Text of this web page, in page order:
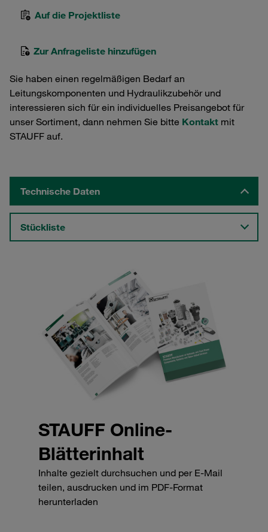
Auf die Projektliste
Zur Anfrageliste hinzufügen
Sie haben einen regelmäßigen Bedarf an
Leitungskomponenten und Hydraulikzubehör und
interessieren sich für ein individuelles Preisangebot für
unser Sortiment, dann nehmen Sie bitte Kontakt mit
STAUFF auf.
Technische Daten
Stückliste
STAUFF Online-
Blätterinhalt
Inhalte gezielt durchsuchen und per E-Mail
teilen, ausdrucken und im PDF-Format
herunterladen